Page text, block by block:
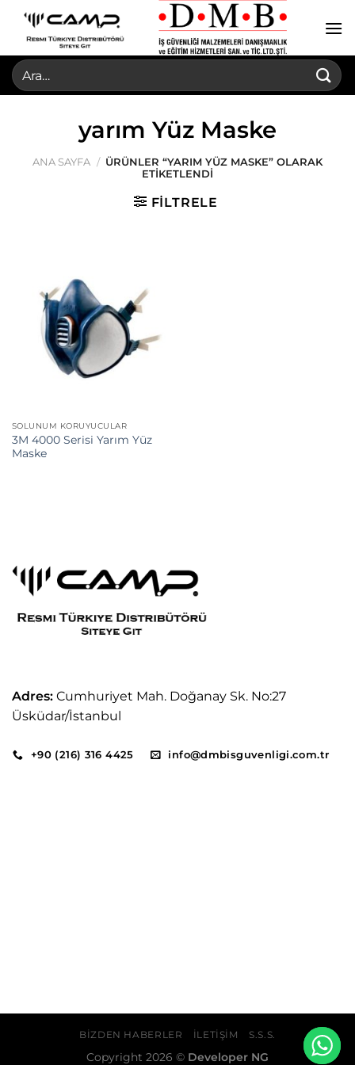
İçeriğe
Ara:
yarım Yüz Maske
ANA SAYFA / ÜRÜNLER “YARIM YÜZ MASKE” OLARAK
ETIKETLENDI
FILTRELE
SOLUNUM KORUYUCULAR
3M 4000 Serisi Yarım Yüz
Maske
Adres: Cumhuriyet Mah. Doğanay Sk. No:27
Üsküdar/İstanbul
+90 (216) 316 4425 info@dmbisguvenligi.com.tr
BIZDEN HABERLER İLETIŞIM S.S.S.
Copyright 2026 © Developer NG